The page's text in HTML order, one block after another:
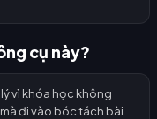
cụ này?
vì khóa học không
đi vào bóc tách bài